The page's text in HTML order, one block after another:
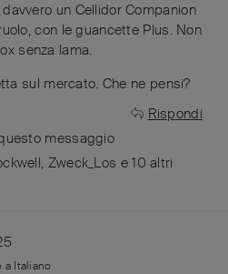
un Cellidor Companion
con le guancette Plus. Non
senza lama.
sul mercato. Che ne pensi?
Rispondi
messaggio
, Zweck_Los e10 altri
a Italiano